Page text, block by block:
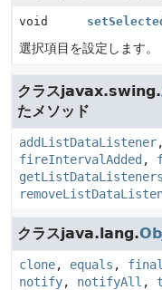
void
選択項目を設定します。
クラスjavax.swing.
たメソッド
addListDataListener
fireIntervalAdded ,
getListDataListeners
クラスjava.lang.
clone, equals ,
notify, notifyAll ,